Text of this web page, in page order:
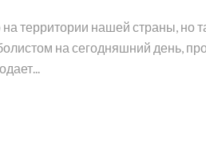
на территории нашей страны,
на сегодняшний день,